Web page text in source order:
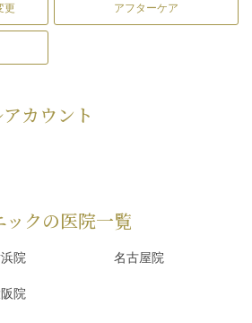
更 アフターケア
カウント
クの医院一覧
院 名古屋院
院